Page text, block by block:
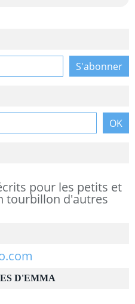
pour les petits et
tourbillon d'autres
D'EMMA